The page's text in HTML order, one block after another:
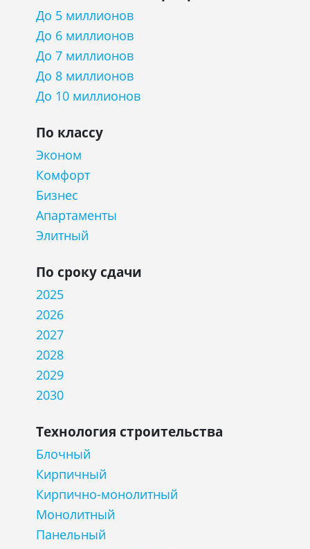
До 5 миллионов
До 6 миллионов
До 7 миллионов
До 8 миллионов
До 10 миллионов
По классу
Эконом
Комфорт
Бизнес
Апартаменты
Элитный
По сроку сдачи
2025
2026
2027
2028
2029
2030
Технология строительства
Блочный
Кирпичный
Кирпично-монолитный
Монолитный
Панельный